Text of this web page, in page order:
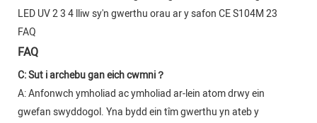
FAQ
FAQ
C: Sut i archebu gan eich cwmni？
A: Anfonwch ymholiad ac ymholiad ar-lein atom drwy ein
gwefan swyddogol. Yna bydd ein tîm gwerthu yn ateb y